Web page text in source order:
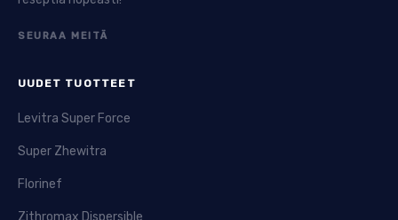
SEURAA MEITÄ
UUDET TUOTTEET
Levitra Super Force
Super Zhewitra
Florinef
Zithromax Dispersible